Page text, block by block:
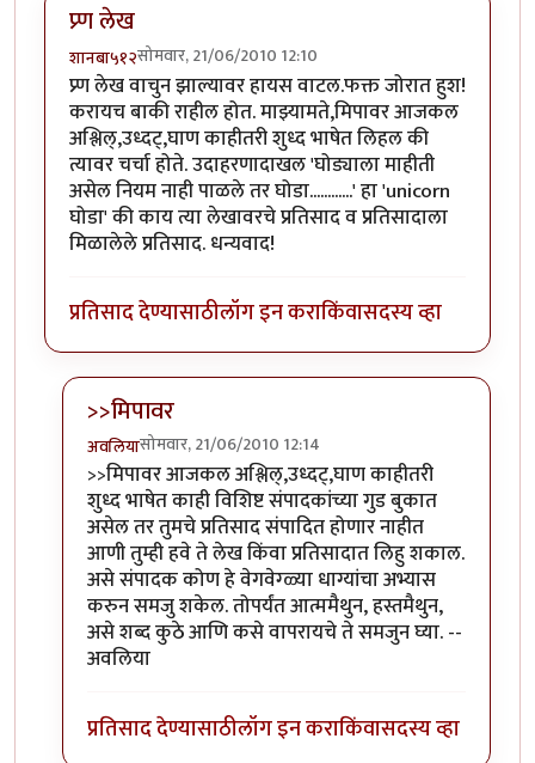
प्र्ण लेख
शानबा५१२सोमवार, 21/06/2010 12:10
प्र्ण लेख वाचुन झाल्यावर हायस वाटल.फक्त जोरात हुश!
करायच बाकी राहील होत. माझ्यामते,मिपावर आजकल
अश्लिल्,उध्दट्,घाण काहीतरी शुध्द भाषेत लिहल की
त्यावर चर्चा होते. उदाहरणादाखल 'घोड्याला माहीती
असेल नियम नाही पाळले तर घोडा............' हा 'unicorn
घोडा' की काय त्या लेखावरचे प्रतिसाद व प्रतिसादाला
मिळालेले प्रतिसाद. धन्यवाद!
प्रतिसाद देण्यासाठीलॉग इन कराकिंवासदस्य व्हा
>>मिपावर
अवलियासोमवार, 21/06/2010 12:14
In reply toप्र्ण लेखbyशानबा५१२
>>मिपावर आजकल अश्लिल्,उध्दट्,घाण काहीतरी
शुध्द भाषेत काही विशिष्ट संपादकांच्या गुड बुकात
असेल तर तुमचे प्रतिसाद संपादित होणार नाहीत
आणी तुम्ही हवे ते लेख किंवा प्रतिसादात लिहु शकाल.
असे संपादक कोण हे वेगवेग्ळ्या धाग्यांचा अभ्यास
करुन समजु शकेल. तोपर्यंत आत्ममैथुन, हस्तमैथुन,
असे शब्द कुठे आणि कसे वापरायचे ते समजुन घ्या. --
अवलिया
प्रतिसाद देण्यासाठीलॉग इन कराकिंवासदस्य व्हा